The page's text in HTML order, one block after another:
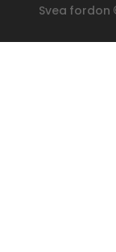
Svea fordon